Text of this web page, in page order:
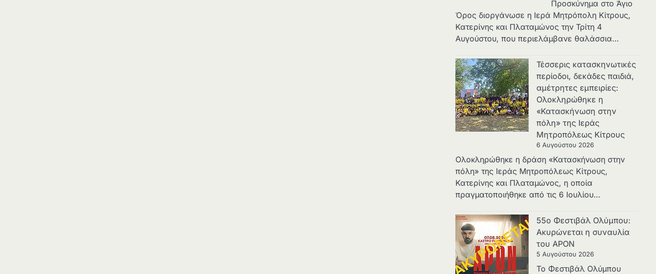
Προσκύνημα στο Άγιο
Όρος διοργάνωσε η Ιερά Μητρόπολη Κίτρους,
Κατερίνης και Πλαταμώνος την Τρίτη 4
Αυγούστου, που περιελάμβανε θαλάσσια…
Τέσσερις κατασκηνωτικές
περίοδοι, δεκάδες παιδιά,
αμέτρητες εμπειρίες:
Ολοκληρώθηκε η
«Κατασκήνωση στην
πόλη» της Ιεράς
Μητροπόλεως Κίτρους
6 Αυγούστου 2026
Ολοκληρώθηκε η δράση «Κατασκήνωση στην
πόλη» της Ιεράς Μητροπόλεως Κίτρους,
Κατερίνης και Πλαταμώνος, η οποία
πραγματοποιήθηκε από τις 6 Ιουλίου…
55ο Φεστιβάλ Ολύμπου:
Ακυρώνεται η συναυλία
του APON
5 Αυγούστου 2026
Το Φεστιβάλ Ολύμπου